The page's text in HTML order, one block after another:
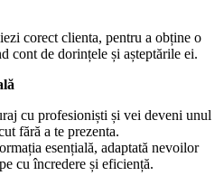
corect clienta, pentru a obține o
cont de dorințele și așteptările ei.
cu profesioniști și vei deveni unul
fără a te prezenta.
esențială, adaptată nevoilor
cu încredere și eficiență.